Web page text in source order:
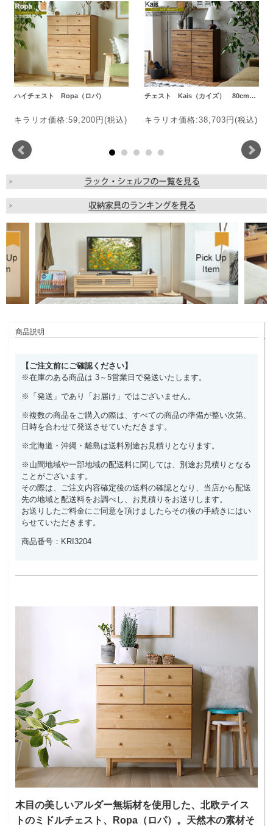
ハイチェスト Ropa（ロパ）
キラリオ価格:59,200円(税込)
チェスト Kais（カイズ） 80cm…
キラリオ価格:38,703円(税込)
商品説明
【ご注文前にご確認ください】
※在庫のある商品は 3～5営業日で発送いたします。
※「発送」であり「お届け」ではございません。
※複数の商品をご購入の際は、すべての商品の準備が整い次第、
日時を合わせて発送させていただきます。
※北海道・沖縄・離島は送料別途お見積りとなります。
※山間地域や一部地域の配送料に関しては、別途お見積りとなる
ことがございます。
その際は、ご注文内容確定後の送料の確認となり、当店から配送
先の地域と配送料をお調べし、お見積りをお送りします。
お送りしたご料金にご同意を頂けましたらその後の手続きにはい
らせていただきます。
商品番号：KRI3204
木目の美しいアルダー無垢材を使用した、北欧テイス
トのミドルチェスト、Ropa（ロパ）。天然木の素材そ